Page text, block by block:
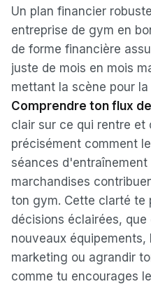
Un plan financier
entreprise de gym en
de forme financière
juste de mois en mois
mettant la scène pour
Comprendre ton flux
clair sur ce qui rentre
précisément comment
séances
marchandises
ton gym. Cette clarté te
décisions éclairées,
nouveaux
marketing ou agrandir
comme tu encourages